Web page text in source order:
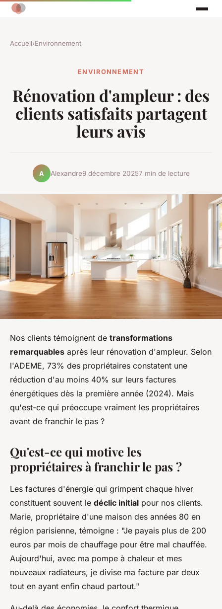
Accueil›Environnement
ENVIRONNEMENT
Rénovation d'ampleur : des
clients satisfaits partagent
leurs avis
A Alexandre9 décembre 20257 min de lecture
Nos clients témoignent de transformations
remarquables après leur rénovation d'ampleur. Selon
l'ADEME, 73% des propriétaires constatent une
réduction d'au moins 40% sur leurs factures
énergétiques dès la première année (2024). Mais
qu'est-ce qui préoccupe vraiment les propriétaires
avant de franchir le pas ?
Qu'est-ce qui motive les
propriétaires à franchir le pas ?
Les factures d'énergie qui grimpent chaque hiver
constituent souvent le déclic initial pour nos clients.
Marie, propriétaire d'une maison des années 80 en
région parisienne, témoigne : "Je payais plus de 200
euros par mois de chauffage pour être mal chauffée.
Aujourd'hui, avec ma pompe à chaleur et mes
nouveaux radiateurs, je divise ma facture par deux
tout en ayant enfin chaud partout."